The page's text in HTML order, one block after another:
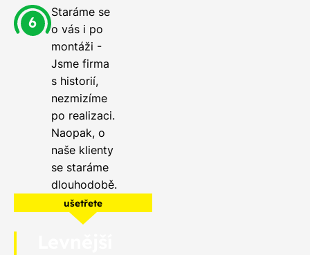
Staráme se
o vás i po
montáži -
Jsme firma
s historií,
nezmizíme
po realizaci.
Naopak, o
naše klienty
se staráme
dlouhodobě.
ušetřete